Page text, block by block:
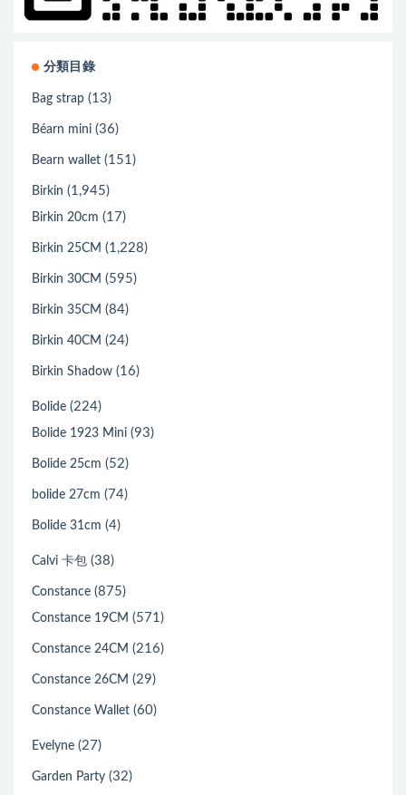
分類目錄
Bag strap (13)
Béarn mini (36)
Bearn wallet (151)
Birkin (1,945)
Birkin 20cm (17)
Birkin 25CM (1,228)
Birkin 30CM (595)
Birkin 35CM (84)
Birkin 40CM (24)
Birkin Shadow (16)
Bolide (224)
Bolide 1923 Mini (93)
Bolide 25cm (52)
bolide 27cm (74)
Bolide 31cm (4)
Calvi 卡包 (38)
Constance (875)
Constance 19CM (571)
Constance 24CM (216)
Constance 26CM (29)
Constance Wallet (60)
Evelyne (27)
Garden Party (32)